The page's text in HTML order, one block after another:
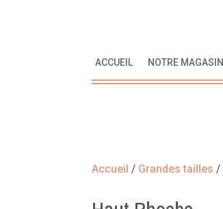
ACCUEIL NOTRE MAGASIN
Accueil / Grandes tailles /